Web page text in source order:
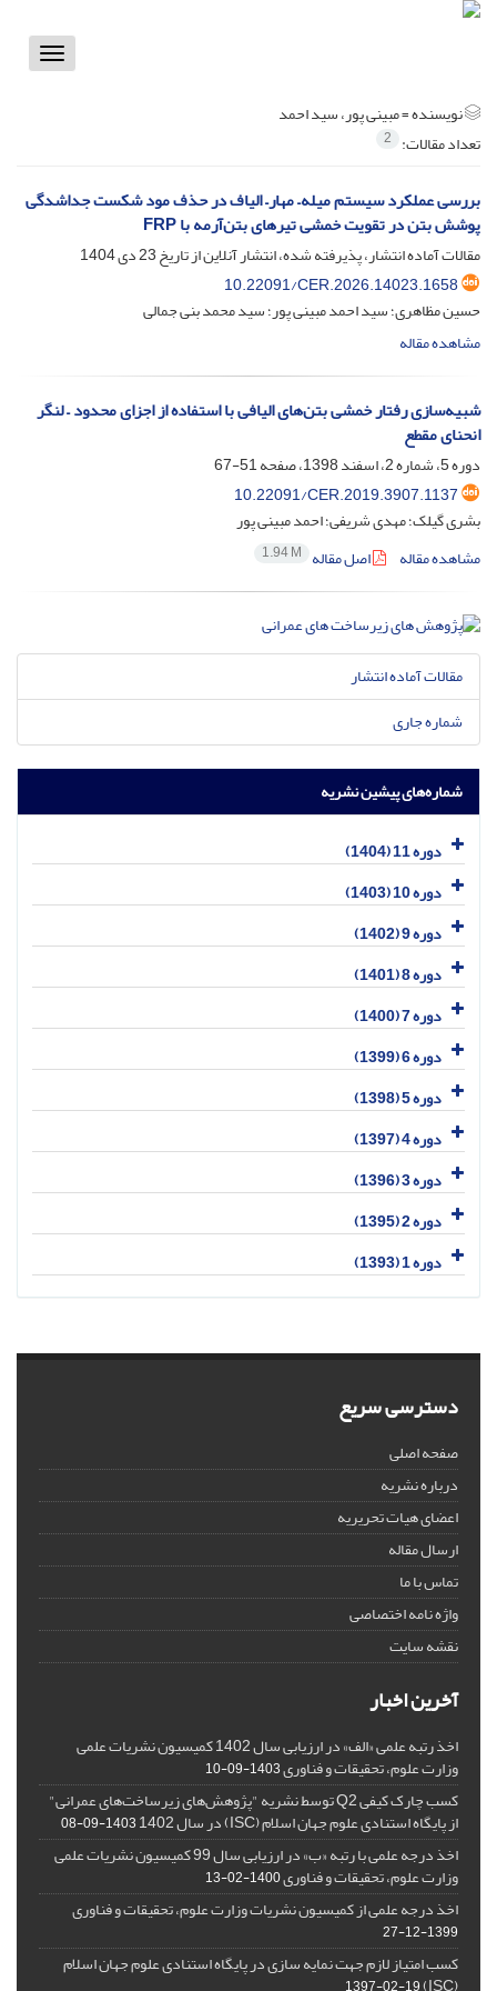
Toggle
نویسنده =مبینی پور، سید احمد
تعداد مقالات: 2
بررسی عملکرد سیستم میله– مهار– الیاف در حذف مود شکست جداشدگی
پوشش بتن در تقویت خمشی تیرهای بتن‌آرمه با FRP
مقالات آماده انتشار، پذیرفته شده، انتشار آنلاین از تاریخ23 دی 1404
10.22091/CER.2026.14023.1658
حسین مظاهری؛ سید احمد مبینی پور؛ سید محمد بنی جمالی
مشاهده مقاله
شبیه‌سازی رفتار خمشی بتن‌های الیافی با استفاده از اجزای ‌محدود – لنگر
انحنای مقطع
دوره 5، شماره 2، اسفند 1398، صفحه
51-67
10.22091/CER.2019.3907.1137
بشری گیلک؛ مهدی شریفی؛ احمد مبینی پور
مشاهده مقاله
اصل مقاله 1.94 M
مقالات آماده انتشار
شماره جاری
شماره‌های پیشین نشریه
دوره 11 (1404)
دوره 10 (1403)
دوره 9 (1402)
دوره 8 (1401)
دوره 7 (1400)
دوره 6 (1399)
دوره 5 (1398)
دوره 4 (1397)
دوره 3 (1396)
دوره 2 (1395)
دوره 1 (1393)
دسترسی سریع
صفحه اصلی
درباره نشریه
اعضای هیات تحریریه
ارسال مقاله
تماس با ما
واژه نامه اختصاصی
نقشه سایت
آخرین اخبار
اخذ رتبه علمی «الف» در ارزیابی سال 1402 کمیسیون نشریات علمی
وزارت علوم، تحقیقات و فناوری1403-09-10
کسب چارک کیفی Q2 توسط نشریه "پژوهش‌های زیرساخت‌های عمرانی"
از پایگاه استنادی علوم جهان اسلام (ISC) در سال 1402 1403-09-08
اخذ درجه علمی با رتبه «ب» در ارزیابی سال 99 کمیسیون نشریات علمی
وزارت علوم، تحقیقات و فناوری1400-02-13
اخذ درجه علمی از کمیسیون نشریات وزارت علوم، تحقیقات و فناوری
1399-12-27
کسب امتیاز لازم جهت نمایه سازی در پایگاه استنادی علوم جهان اسلام